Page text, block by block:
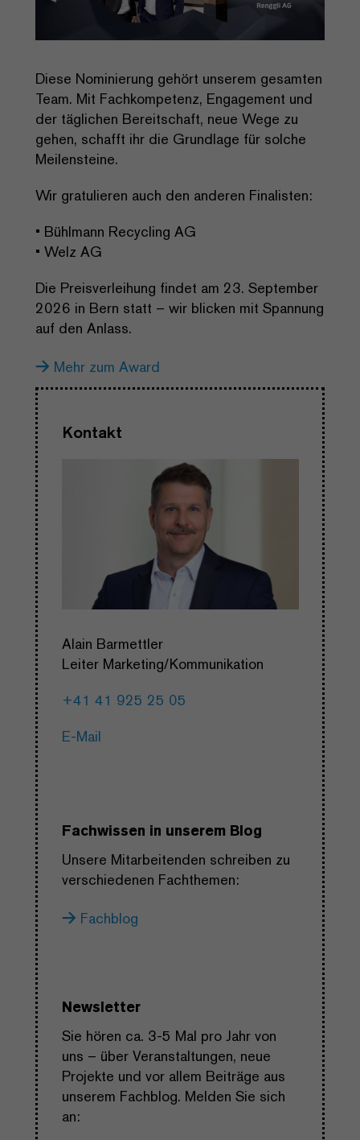
Diese Nominierung gehört unserem gesamten
Team. Mit Fachkompetenz, Engagement und
der täglichen Bereitschaft, neue Wege zu
gehen, schafft ihr die Grundlage für solche
Meilensteine.
Wir gratulieren auch den anderen Finalisten:
• Bühlmann Recycling AG
• Welz AG
Die Preisverleihung findet am 23. September
2026 in Bern statt – wir blicken mit Spannung
auf den Anlass.
Mehr zum Award
Kontakt
Alain Barmettler
Leiter Marketing/Kommunikation
+41 41 925 25 05
E-Mail
Fachwissen in unserem Blog
Unsere Mitarbeitenden schreiben zu
verschiedenen Fachthemen:
Fachblog
Newsletter
Sie hören ca. 3-5 Mal pro Jahr von
uns – über Veranstaltungen, neue
Projekte und vor allem Beiträge aus
unserem Fachblog. Melden Sie sich
an: